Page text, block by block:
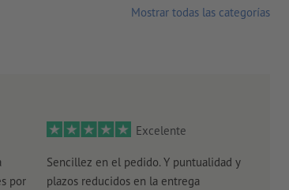
por
Excelente
Sencillez en el pedido. Y puntualidad y
plazos reducidos en la entrega
Mostrar todas las categorías